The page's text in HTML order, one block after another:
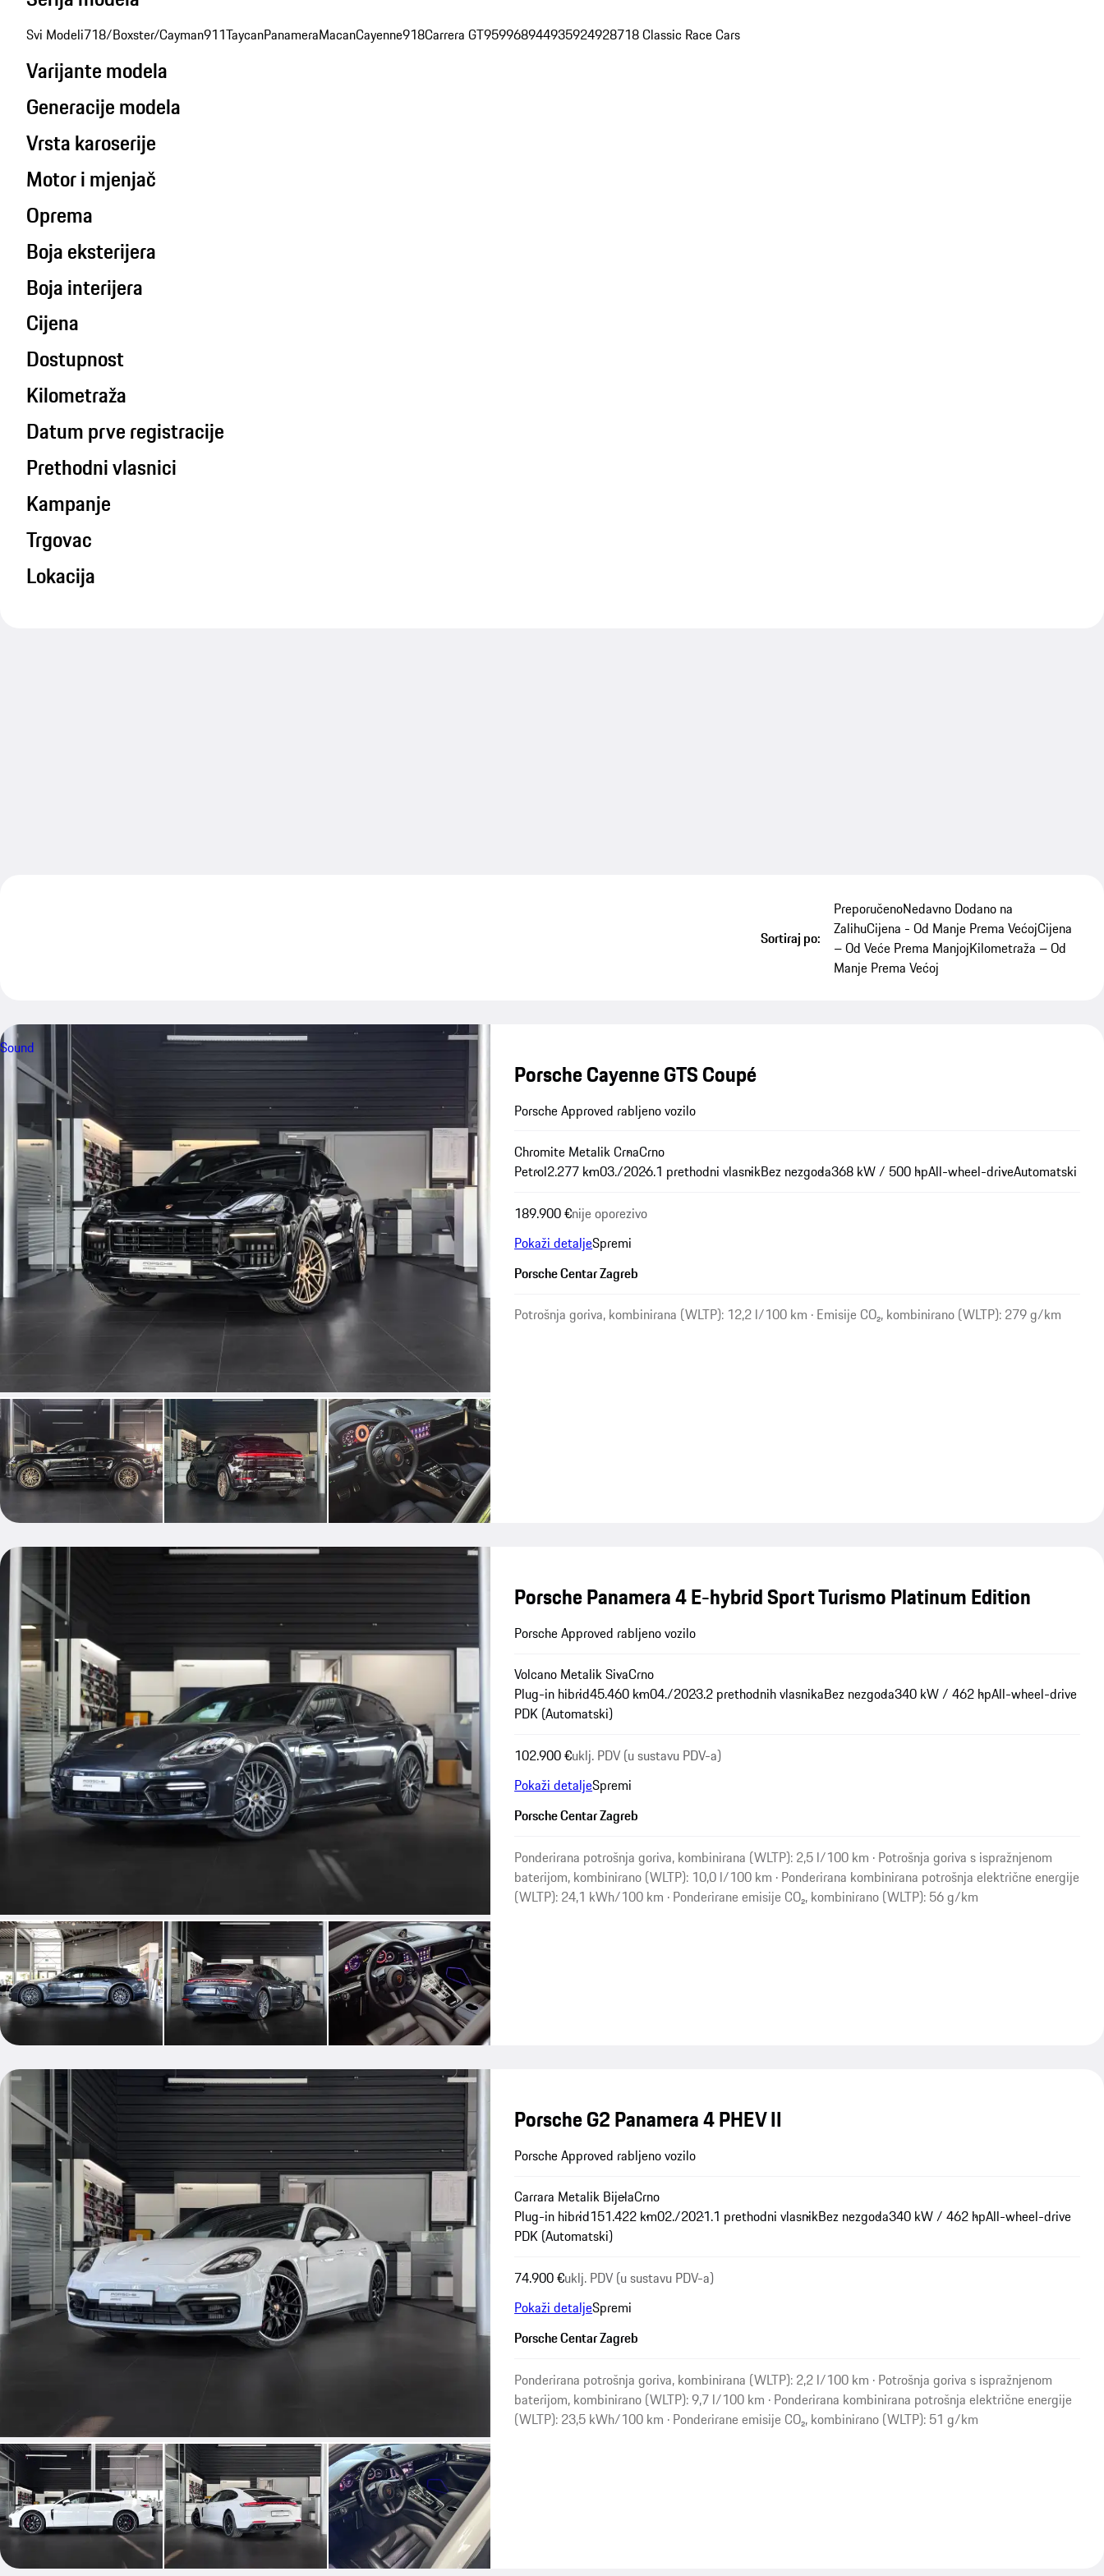
Svi Modeli718/Boxster/Cayman911TaycanPanameraMacanCayenne918Carrera GT959968944935924928718 Classic Race Cars
Varijante modela
Generacije modela
Vrsta karoserije
Motor i mjenjač
Oprema
Boja eksterijera
Boja interijera
Cijena
Dostupnost
Kilometraža
Datum prve registracije
Prethodni vlasnici
Kampanje
Trgovac
Lokacija
Sortiraj po:
PreporučenoNedavno Dodano na
ZalihuCijena - Od Manje Prema VećojCijena
– Od Veće Prema ManjojKilometraža – Od
Manje Prema Većoj
Sound
Porsche Cayenne GTS Coupé
Porsche Approved rabljeno vozilo
Chromite Metalik CrnaCrno
Petrol2.277 km03./2026.1 prethodni vlasnikBez nezgoda368 kW / 500 hpAll-wheel-driveAutomatski
189.900 €nije oporezivo
Pokaži detaljeSpremi
Porsche Centar Zagreb
Potrošnja goriva, kombinirana (WLTP): 12,2 l/100 km · Emisije CO₂, kombinirano (WLTP): 279 g/km
Porsche Panamera 4 E-hybrid Sport Turismo Platinum Edition
Porsche Approved rabljeno vozilo
Volcano Metalik SivaCrno
Plug-in hibrid45.460 km04./2023.2 prethodnih vlasnikaBez nezgoda340 kW / 462 hpAll-wheel-drive
PDK (Automatski)
102.900 €uklj. PDV (u sustavu PDV-a)
Pokaži detaljeSpremi
Porsche Centar Zagreb
Ponderirana potrošnja goriva, kombinirana (WLTP): 2,5 l/100 km · Potrošnja goriva s ispražnjenom
baterijom, kombinirano (WLTP): 10,0 l/100 km · Ponderirana kombinirana potrošnja električne energije
(WLTP): 24,1 kWh/100 km · Ponderirane emisije CO₂, kombinirano (WLTP): 56 g/km
Porsche G2 Panamera 4 PHEV II
Porsche Approved rabljeno vozilo
Carrara Metalik BijelaCrno
Plug-in hibrid151.422 km02./2021.1 prethodni vlasnikBez nezgoda340 kW / 462 hpAll-wheel-drive
PDK (Automatski)
74.900 €uklj. PDV (u sustavu PDV-a)
Pokaži detaljeSpremi
Porsche Centar Zagreb
Ponderirana potrošnja goriva, kombinirana (WLTP): 2,2 l/100 km · Potrošnja goriva s ispražnjenom
baterijom, kombinirano (WLTP): 9,7 l/100 km · Ponderirana kombinirana potrošnja električne energije
(WLTP): 23,5 kWh/100 km · Ponderirane emisije CO₂, kombinirano (WLTP): 51 g/km